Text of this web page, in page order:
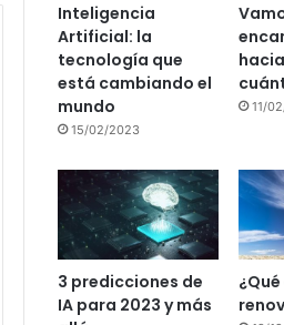
Inteligencia
Artificial: la
tecnología que
está cambiando el
mundo
15/02/2023
11/
3 predicciones de
IA para 2023 y más